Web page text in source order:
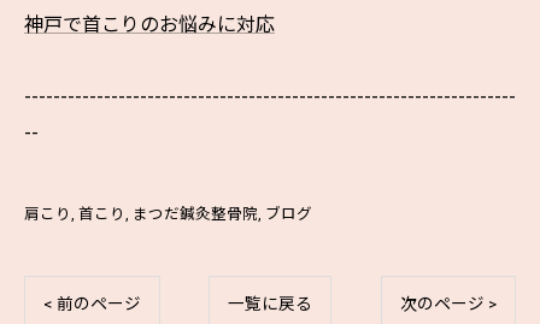
神戸で首こりのお悩みに対応
--------------------------------------------------------------------
--
肩こり 首こり まつだ鍼灸整骨院 ブログ
< 前のページ 一覧に戻る 次のページ >